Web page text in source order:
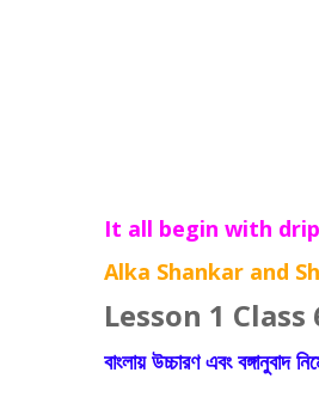
It All
It all begin with
Alka Shankar and
Lesson 1
বাংলায় উচ্চারণ এবং বঙ্গানুবাদ